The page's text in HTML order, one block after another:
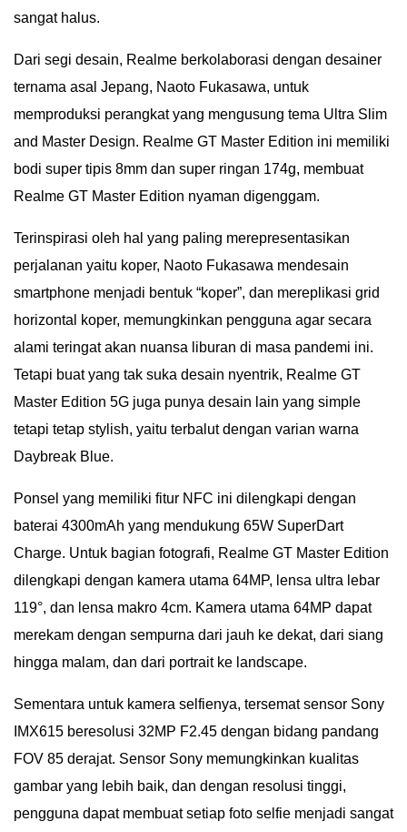
sangat halus.
Dari segi desain, Realme berkolaborasi dengan desainer
ternama asal Jepang, Naoto Fukasawa, untuk
memproduksi perangkat yang mengusung tema Ultra Slim
and Master Design. Realme GT Master Edition ini memiliki
bodi super tipis 8mm dan super ringan 174g, membuat
Realme GT Master Edition nyaman digenggam.
Terinspirasi oleh hal yang paling merepresentasikan
perjalanan yaitu koper, Naoto Fukasawa mendesain
smartphone menjadi bentuk “koper”, dan mereplikasi grid
horizontal koper, memungkinkan pengguna agar secara
alami teringat akan nuansa liburan di masa pandemi ini.
Tetapi buat yang tak suka desain nyentrik, Realme GT
Master Edition 5G juga punya desain lain yang simple
tetapi tetap stylish, yaitu terbalut dengan varian warna
Daybreak Blue.
Ponsel yang memiliki fitur NFC ini dilengkapi dengan
baterai 4300mAh yang mendukung 65W SuperDart
Charge. Untuk bagian fotografi, Realme GT Master Edition
dilengkapi dengan kamera utama 64MP, lensa ultra lebar
119°, dan lensa makro 4cm. Kamera utama 64MP dapat
merekam dengan sempurna dari jauh ke dekat, dari siang
hingga malam, dan dari portrait ke landscape.
Sementara untuk kamera selfienya, tersemat sensor Sony
IMX615 beresolusi 32MP F2.45 dengan bidang pandang
FOV 85 derajat. Sensor Sony memungkinkan kualitas
gambar yang lebih baik, dan dengan resolusi tinggi,
pengguna dapat membuat setiap foto selfie menjadi sangat